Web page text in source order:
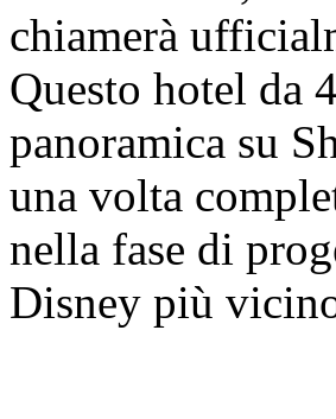
chiamerà
Questo hotel da
panoramica su
una volta
nella fase di
Disney più